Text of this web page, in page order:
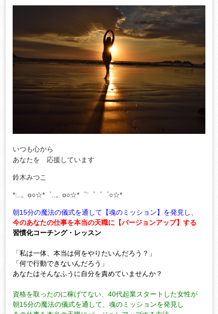
いつも心から
あなたを 応援しています
鈴木みつこ
*:..。o○☆*゜..。o○☆*゜¨゜゜゜○☆*
朝15分の魔法の儀式を通して【魂のミッション】を発見し、
今のあなたの仕事を本当の天職に【バージョンアップ】する
習慣化コーチング・レッスン
「私は一体、本当は何をやりたいんだろう？」
「何で行動できないんだろう」
あなたはそんなふうに自分を責めていませんか？
資格を取ったのに稼げてない、40代起業スタートした女性が
朝15分の魔法の儀式を通して、魂のミッションを発見し